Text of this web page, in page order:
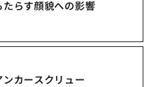
らす顔貌への影響
カースクリュー